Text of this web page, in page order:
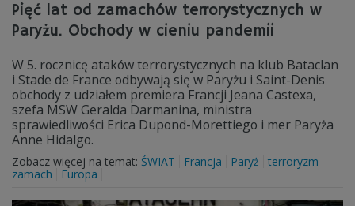
Pięć lat od zamachów terrorystycznych w
Paryżu. Obchody w cieniu pandemii
W 5. rocznicę ataków terrorystycznych na klub Bataclan
i Stade de France odbywają się w Paryżu i Saint-Denis
obchody z udziałem premiera Francji Jeana Castexa,
szefa MSW Geralda Darmanina, ministra
sprawiedliwości Erica Dupond-Morettiego i mer Paryża
Anne Hidalgo.
Zobacz więcej na temat: ŚWIAT Francja Paryż
terroryzm
zamach
Europa